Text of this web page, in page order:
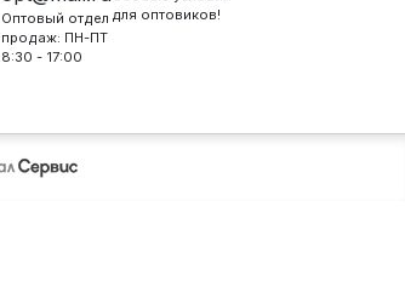
Оптовый отдел
продаж: ПН-ПТ
8:30 - 17:00
для оптовиков!